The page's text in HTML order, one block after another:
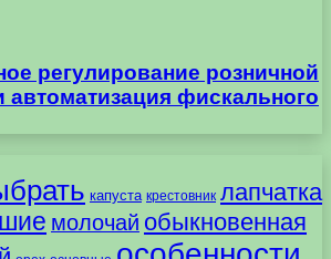
регулирование розничной
автоматизация фискального
капуста крестовник лапчатка
молочай обыкновенная